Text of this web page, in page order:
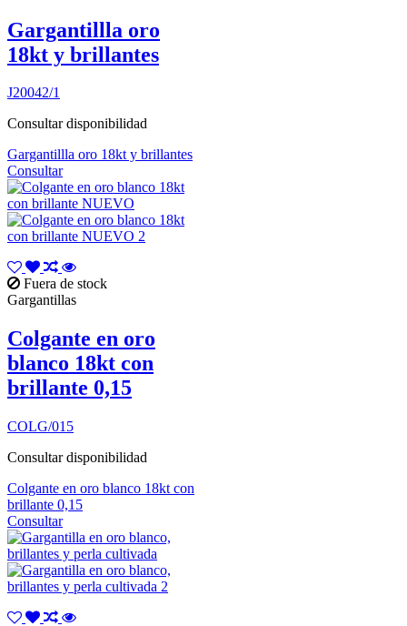
Gargantillla oro
18kt y brillantes
J20042/1
Consultar disponibilidad
Gargantillla oro 18kt y brillantes
Consultar
Fuera de stock
Gargantillas
Colgante en oro
blanco 18kt con
brillante 0,15
COLG/015
Consultar disponibilidad
Colgante en oro blanco 18kt con
brillante 0,15
Consultar